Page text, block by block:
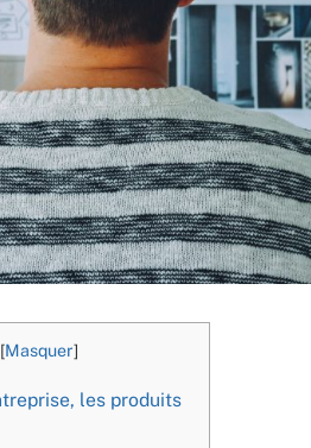
[Masquer]
les produits